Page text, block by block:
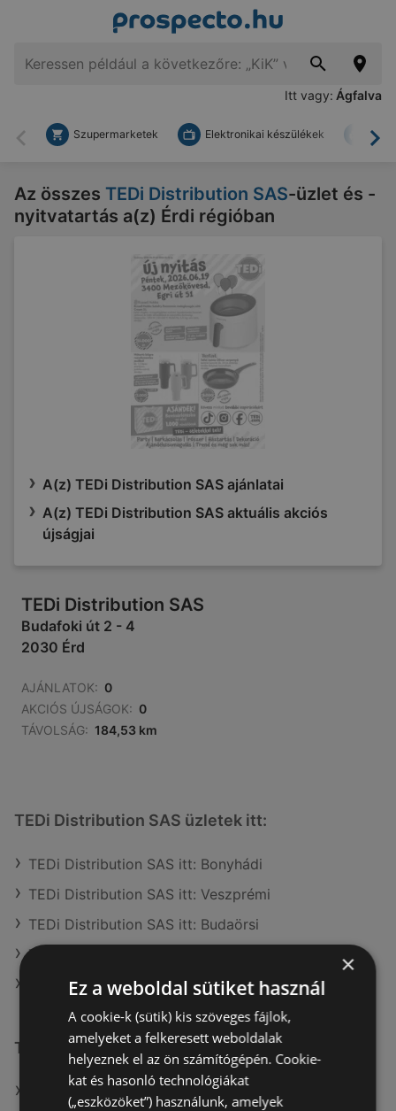
Itt vagy: Ágfalva
Vissza
Szupermarketek Elektronikai készülékek
Az összes TEDi Distribution SAS-üzlet és -
nyitvatartás a(z) Érdi régióban
A(z) TEDi Distribution SAS ajánlatai
A(z) TEDi Distribution SAS aktuális akciós
újságjai
TEDi Distribution SAS
Budafoki út 2 - 4
2030 Érd
AJÁNLATOK: 0
AKCIÓS ÚJSÁGOK: 0
TÁVOLSÁG: 184,53 km
TEDi Distribution SAS üzletek itt:
TEDi Distribution SAS itt: Bonyhádi
TEDi Distribution SAS itt: Veszprémi
TEDi Distribution SAS itt: Budaörsi
TEDi Distribution SAS itt: Szombathelyi
TEDi Distribution SAS itt: Salgótarjáni
További linkek
A(z) TEDi Distribution SAS ajánlatai
×
Ez a weboldal sütiket használ
A cookie-k (sütik) kis szöveges fájlok,
amelyeket a felkeresett weboldalak
helyeznek el az ön számítógépén. Cookie-
kat és hasonló technológiákat
(„eszközöket”) használunk, amelyek